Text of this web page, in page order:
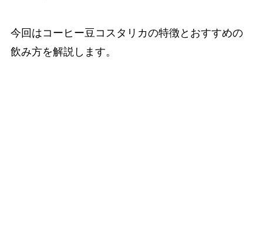
今回はコーヒー豆コスタリカの特徴とおすすめの
飲み方を解説します。